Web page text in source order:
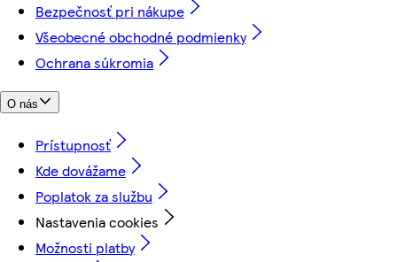
Bezpečnosť pri nákupe
Všeobecné obchodné podmienky
Ochrana súkromia
O nás
Prístupnosť
Kde dovážame
Poplatok za službu
Nastavenia cookies
Možnosti platby